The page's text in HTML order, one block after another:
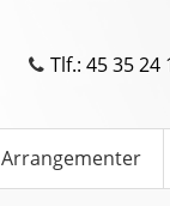
Tlf.: 45 35 24
Arrangementer